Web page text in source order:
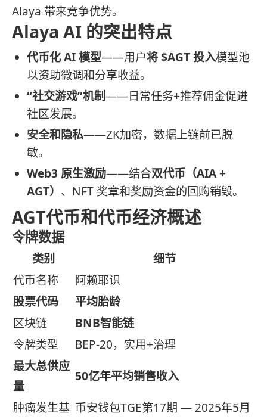
Alaya 带来竞争优势。
Alaya AI 的突出特点
代币化 AI 模型——用户将 $AGT 投入模型池
以资助微调和分享收益。
“社交游戏”机制——日常任务+推荐佣金促进
社区发展。
安全和隐私——ZK加密，数据上链前已脱
敏。
Web3 原生激励——结合双代币（AIA +
AGT） 、NFT 奖章和奖励资金的回购销毁。
AGT代币和代币经济概述
令牌数据
类别
细节
代币名称
阿赖耶识
股票代码
平均胎龄
区块链
BNB智能链
令牌类型
BEP-20，实用+治理
最大总供应
量
50亿年平均销售收入
肿瘤发生基 币安钱包TGE第17期 — 2025年5月